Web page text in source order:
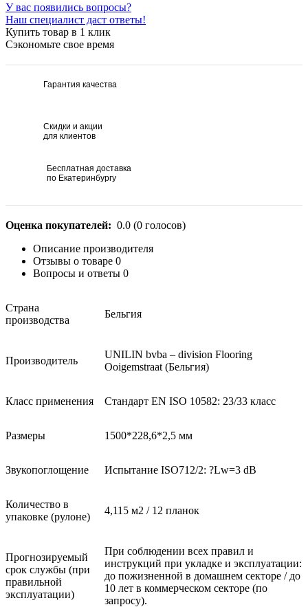
У вас появились вопросы?
Наш специалист даст ответы!
Купить товар в 1 клик
Сэкономьте свое время
Гарантия качества
Скидки и акции
для клиентов
Бесплатная доставка
по Екатеринбургу
Оценка покупателей: 0.0 (0 голосов)
Описание производителя
Отзывы о товаре 0
Вопросы и ответы 0
Страна
производства
Бельгия
Производитель
UNILIN bvba – division Flooring
Ooigemstraat (Бельгия)
Класс применения Стандарт EN ISO 10582: 23/33 класс
Размеры 1500*228,6*2,5 мм
Звукопоглощение Испытание ISO712/2: ?Lw=3 dB
Количество в
упаковке (рулоне)
4,115 м2 / 12 планок
Прогнозируемый
срок службы (при
правильной
эксплуатации)
При соблюдении всех правил и
инструкций при укладке и эксплуатации:
до пожизненной в домашнем секторе / до
10 лет в коммерческом секторе (по
запросу).